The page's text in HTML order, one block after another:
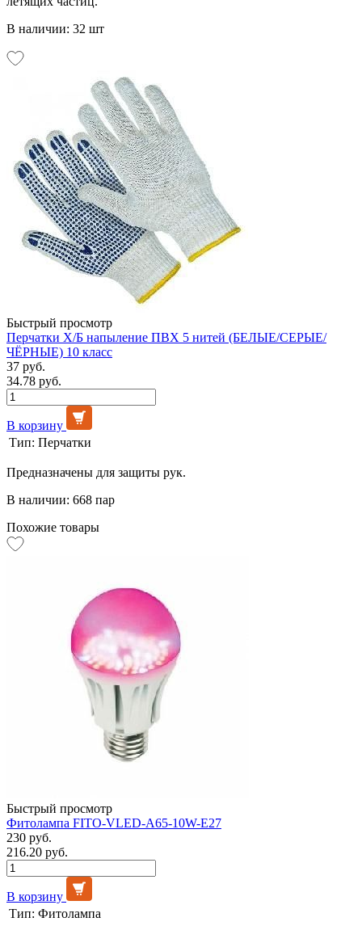
В наличии: 32 шт
Быстрый просмотр
Перчатки Х/Б напыление ПВХ 5 нитей (БЕЛЫЕ/СЕРЫЕ/
ЧЁРНЫЕ) 10 класс
37 руб.
34.78 руб.
В корзину
Тип: Перчатки
Предназначены для защиты рук.
В наличии: 668 пар
Похожие товары
Быстрый просмотр
Фитолампа FITO-VLED-A65-10W-E27
230 руб.
216.20 руб.
В корзину
Тип: Фитолампа